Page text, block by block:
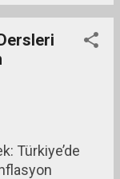
Türkiye’de